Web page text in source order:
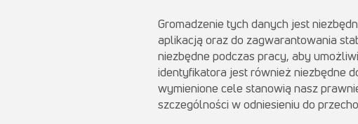
Gromadzenie tych danych jest
aplikacją oraz do zagwarantowania
niezbędne podczas pracy, aby
identyfikatora jest również niezbędne
wymienione cele stanowią nasz
szczególności w odniesieniu do